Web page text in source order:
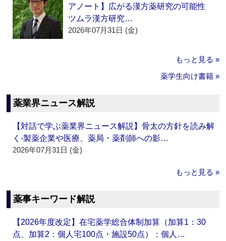
アノート】広がる漢方薬研究の可能性
ツムラ漢方研究…
2026年07月31日 (金)
もっと見る »
薬学生向け書籍 »
薬業界ニュース解説
【対話で学ぶ薬業界ニュース解説】骨太の方針を読み解
く‐製薬企業や医療、薬局・薬剤師への影…
2026年07月31日 (金)
もっと見る »
薬事キーワード解説
【2026年度改定】在宅薬学総合体制加算（加算1：30
点、加算2：個人宅100点・施設50点）：個人…